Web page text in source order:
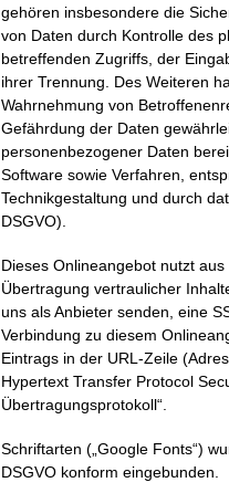
gehören insbesondere die
von Daten durch Kontrolle des
betreffenden Zugriffs, der
ihrer Trennung. Des Weiteren
Wahrnehmung von
Gefährdung der Daten
personenbezogener Daten
Software sowie Verfahren,
Technikgestaltung und durch
DSGVO).
Dieses Onlineangebot nutzt
Übertragung vertraulicher
uns als Anbieter senden, eine
Verbindung zu diesem
Eintrags in der URL-Zeile
Hypertext Transfer Protocol
Übertragungsprotokoll“.
Schriftarten („Google Fonts“)
DSGVO konform eingebunden.